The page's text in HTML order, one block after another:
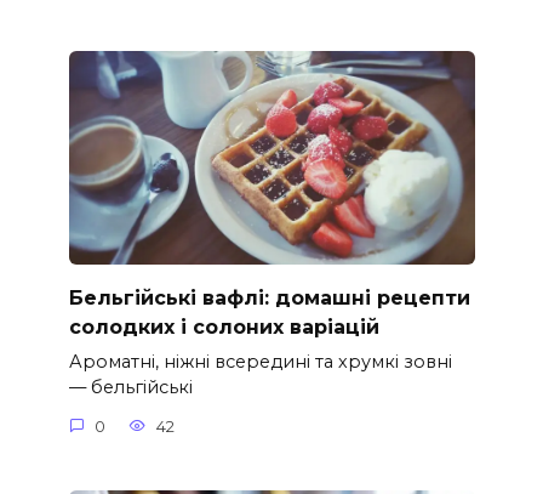
Бельгійські вафлі: домашні рецепти
солодких і солоних варіацій
Ароматні, ніжні всередині та хрумкі зовні
— бельгійські
0 42